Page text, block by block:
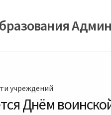
учреждений
Днём